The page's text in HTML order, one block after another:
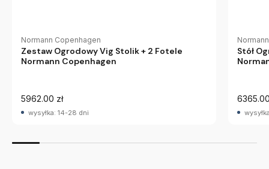
Normann Copenhagen
Zestaw Ogrodowy Vig Stolik + 2 Fotele
Normann Copenhagen
5962.00 zł
wysyłka: 14-28 dni
Stół